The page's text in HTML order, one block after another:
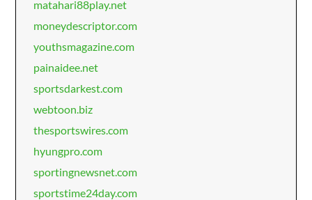
matahari88play.net
moneydescriptor.com
youthsmagazine.com
painaidee.net
sportsdarkest.com
webtoon.biz
thesportswires.com
hyungpro.com
sportingnewsnet.com
sportstime24day.com